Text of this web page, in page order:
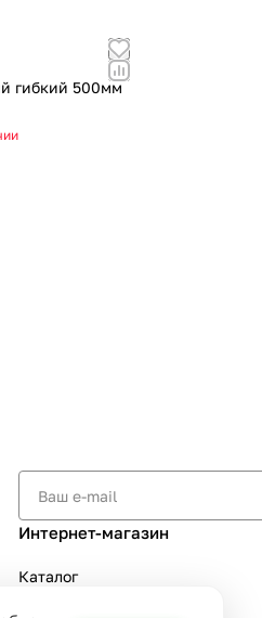
гибкий 500мм
Интернет-магазин
Каталог